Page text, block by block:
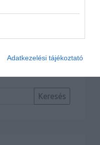
Adatkezelési tájékoztató